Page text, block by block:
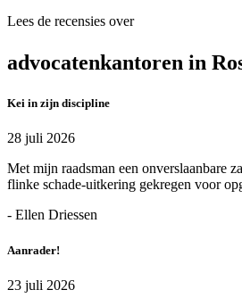
Lees de recensies over
advocatenkantoren in
Kei in zijn discipline
28 juli 2026
Met mijn raadsman een onverslaanbare
flinke schade-uitkering gekregen voor
- Ellen Driessen
Aanrader!
23 juli 2026